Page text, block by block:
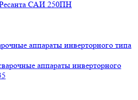
аппараты инверторного типа